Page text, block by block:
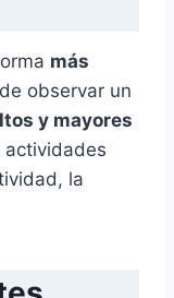
más
de observar un
y mayores
actividades
la